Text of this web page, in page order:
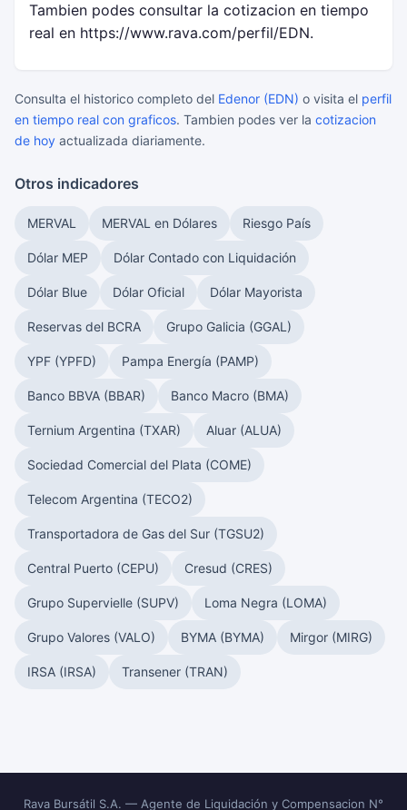
Tambien podes consultar la cotizacion en tiempo
real en https://www.rava.com/perfil/EDN.
Consulta el historico completo del Edenor (EDN) o visita el perfil
en tiempo real con graficos. Tambien podes ver la cotizacion
de hoy actualizada diariamente.
Otros indicadores
MERVAL MERVAL en Dólares Riesgo País
Dólar MEP Dólar Contado con Liquidación
Dólar Blue Dólar Oficial Dólar Mayorista
Reservas del BCRA Grupo Galicia (GGAL)
YPF (YPFD) Pampa Energía (PAMP)
Banco BBVA (BBAR) Banco Macro (BMA)
Ternium Argentina (TXAR) Aluar (ALUA)
Sociedad Comercial del Plata (COME)
Telecom Argentina (TECO2)
Transportadora de Gas del Sur (TGSU2)
Central Puerto (CEPU) Cresud (CRES)
Grupo Supervielle (SUPV) Loma Negra (LOMA)
Grupo Valores (VALO) BYMA (BYMA) Mirgor (MIRG)
IRSA (IRSA) Transener (TRAN)
Rava Bursátil S.A. — Agente de Liquidación y Compensacion N°